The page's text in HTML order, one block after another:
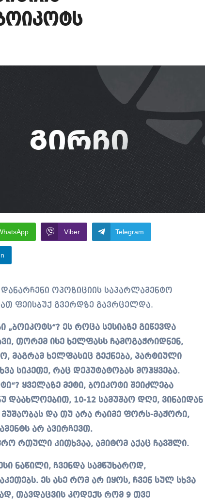
ოპოზიციური ტელევიზიებით უკმაყოფილოა
Viber Telegram
ფეისბუქ გვერდზე გავრცელდა.
„ბოიკოტს“? ეს როცა სესიაზე გიწევდა
თორემ ისე ხელფასს ჩამოგაჭრიდნენ,
მაგრამ ხელფასიც გექნება, პარტიული
სიკეთე, რაც დეპუტატობას მოჰყვება.
ყველაზე მეტი, ბოიკოტი შეიძლება
დაახლოებით, 10-12 სამუშაო დღე, ვინაიდან
და თუ არა რაიმე ფორს-მაჟორი,
არ ავირჩევთ.
რთული კითხვაა, ამიტომ აქაც ჩავშლი.
ნაწილი, ჩვენდა სამწუხაროდ,
ეს ასე რომ არ იყოს, ჩვენ სულ სხვა
თავდაცვის კოდექს რომ 9 თვე